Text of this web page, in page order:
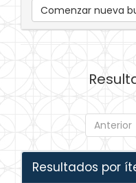
Comenzar nueva
Anterior
Resultados por